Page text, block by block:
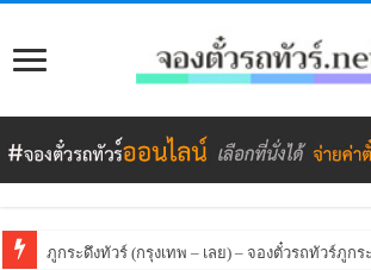
ภูกระดึงทัวร์ (กรุงเทพ – เลย) – จองตั๋วรถทัวร์ภูกร